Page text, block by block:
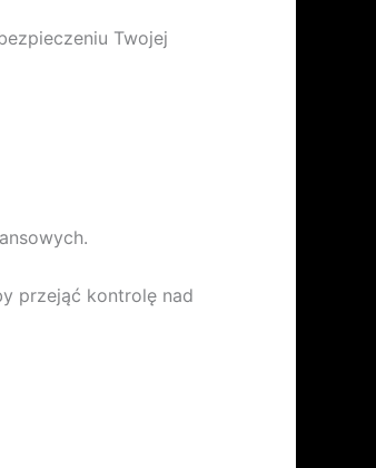
Twojej
przejąć kontrolę nad